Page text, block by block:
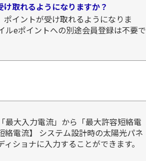
取れるようになりますか？
イントが受け取れるようになりま
eポイントへの別途会員登録は不要で
最大入力電流」から「最大許容短絡電
電流】 システム設計時の太陽光パネ
ショナに入力することができます。